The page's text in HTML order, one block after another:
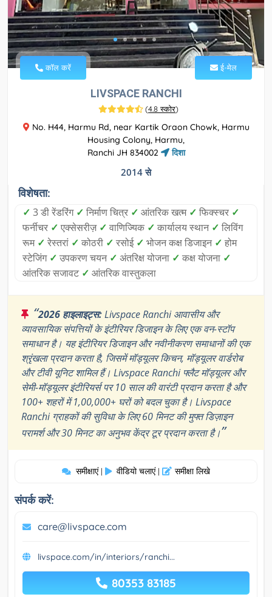
कॉल करें ई-मेल
LIVSPACE RANCHI
(4.8 स्कोर)
No. H44, Harmu Rd, near Kartik Oraon Chowk, Harmu
Housing Colony, Harmu,
Ranchi JH 834002
दिशा
2014 से
विशेषता:
✓ 3 डी रेंडरिंग ✓ निर्माण चित्र ✓ आंतरिक खत्म ✓ फिक्स्चर ✓
फर्नीचर ✓ एक्सेसरीज़ ✓ वाणिज्यिक ✓ कार्यालय स्थान ✓ लिविंग
रूम ✓ रेस्तरां ✓ कोठरी ✓ रसोई ✓ भोजन कक्ष डिजाइन ✓ होम
स्टेजिंग ✓ उपकरण चयन ✓ अंतरिक्ष योजना ✓ कक्ष योजना ✓
आंतरिक सजावट ✓ आंतरिक वास्तुकला
“2026 हाइलाइट्स:Livspace Ranchi आवासीय और
व्यावसायिक संपत्तियों के इंटीरियर डिजाइन के लिए एक वन-स्टॉप
समाधान है। यह इंटीरियर डिजाइन और नवीनीकरण समाधानों की एक
श्रृंखला प्रदान करता है, जिसमें मॉड्यूलर किचन, मॉड्यूलर वार्डरोब
और टीवी यूनिट शामिल हैं। Livspace Ranchi फ्लैट मॉड्यूलर और
सेमी-मॉड्यूलर इंटीरियर्स पर 10 साल की वारंटी प्रदान करता है और
100+ शहरों में 1,00,000+ घरों को बदल चुका है। Livspace
Ranchi ग्राहकों की सुविधा के लिए 60 मिनट की मुफ्त डिज़ाइन
परामर्श और 30 मिनट का अनुभव केंद्र टूर प्रदान करता है।”
समीक्षाएं | वीडियो चलाएं | समीक्षा लिखे
संपर्क करें:
care@livspace.com
livspace.com/in/interiors/ranchi...
80353 83185